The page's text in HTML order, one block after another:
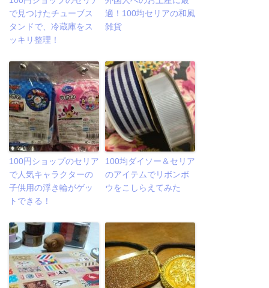
で見つけたチューブス
タンドで、冷蔵庫をス
ッキリ整理！
適！100均セリアの和風
雑貨
100円ショップのセリア
で人気キャラクターの
子供用の浮き輪がゲッ
トできる！
100均ダイソー＆セリア
のアイテムでリボンボ
ウをこしらえてみた